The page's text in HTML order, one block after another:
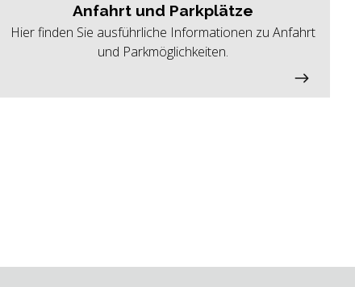
Anfahrt und Parkplätze
Hier finden Sie ausführliche Informationen zu Anfahrt
und Parkmöglichkeiten.